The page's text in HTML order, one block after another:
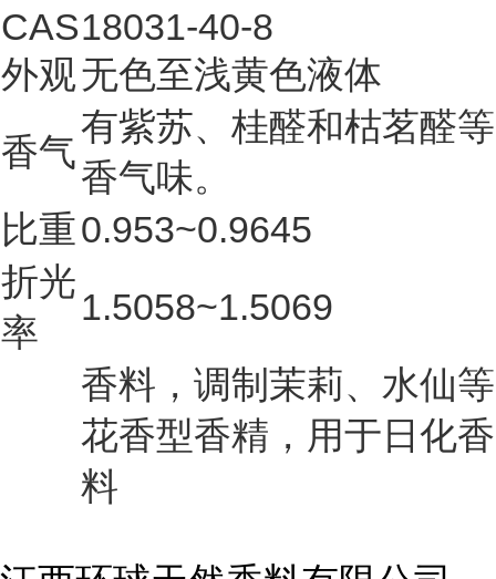
CAS18031-40-8
外观无色至浅黄色液体
香气
有紫苏、桂醛和枯茗醛等
香气味。
比重0.953~0.9645
折光
率
1.5058~1.5069
香料，调制茉莉、水仙等
花香型香精，用于日化香
料